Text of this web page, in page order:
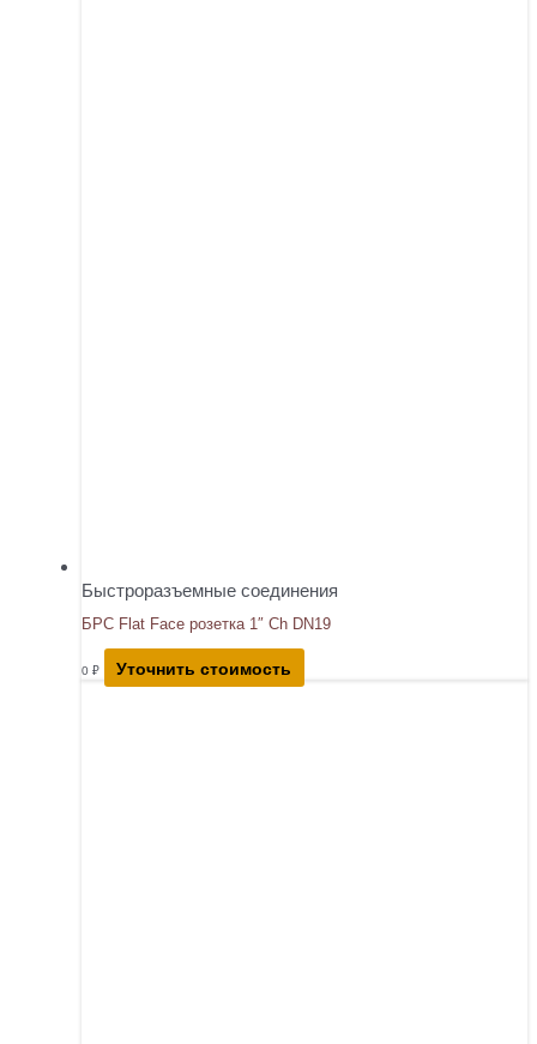
Быстроразъемные соединения
БРС Flat Face розетка 1″ Ch DN19
0 ₽ Уточнить стоимость